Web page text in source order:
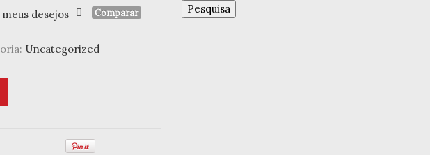
desejos Comparar
Uncategorized
Pesquisa